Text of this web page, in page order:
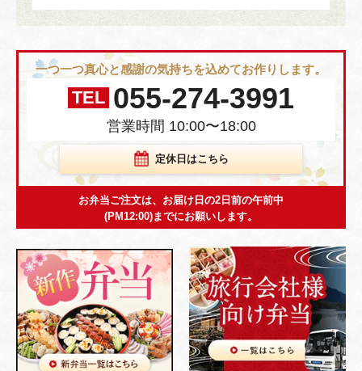
一つ一つ真心と感謝の気持ちを込めてお作りします。
TEL 055-274-3991
営業時間 10:00〜18:00
定休日はこちら
お弁当ご注文は、お届け日の2日前の午前中
(PM12:00)までにお願いします。